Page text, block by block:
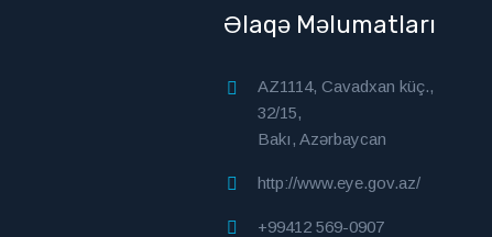
Əlaqə Məlumatları
AZ1114, Cavadxan küç.,
32/15,
Bakı, Azərbaycan
http://www.eye.gov.az/
+99412 569-0907